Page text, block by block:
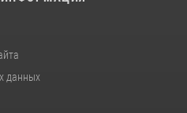
данных